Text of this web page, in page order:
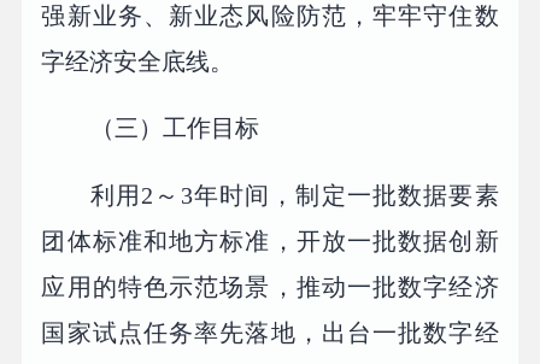
强新业务、新业态风险防范，牢牢守住数
字经济安全底线。
（三）工作目标
利用2～3年时间，制定一批数据要素
团体标准和地方标准，开放一批数据创新
应用的特色示范场景，推动一批数字经济
国家试点任务率先落地，出台一批数字经